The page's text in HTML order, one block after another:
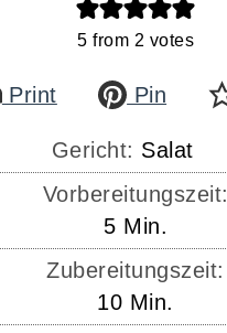
5 from 2 votes
Print Pin
Gericht: Salat
Vorbereitungszeit:
5Minuten
Min.
Zubereitungszeit:
10Minuten
Min.